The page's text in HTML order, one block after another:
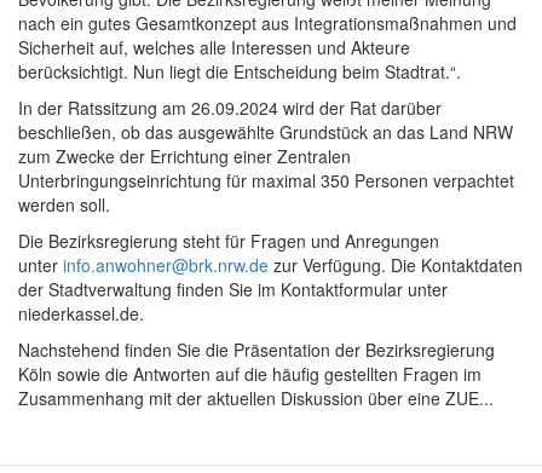
nach ein gutes Gesamtkonzept aus Integrationsmaßnahmen und
Sicherheit auf, welches alle Interessen und Akteure
berücksichtigt. Nun liegt die Entscheidung beim Stadtrat.“.
In der Ratssitzung am 26.09.2024 wird der Rat darüber
beschließen, ob das ausgewählte Grundstück an das Land NRW
zum Zwecke der Errichtung einer Zentralen
Unterbringungseinrichtung für maximal 350 Personen verpachtet
werden soll.
Die Bezirksregierung steht für Fragen und Anregungen
unter info.anwohner@brk.nrw.de zur Verfügung. Die Kontaktdaten
der Stadtverwaltung finden Sie im Kontaktformular unter
niederkassel.de.
Nachstehend finden Sie die Präsentation der Bezirksregierung
Köln sowie die Antworten auf die häufig gestellten Fragen im
Zusammenhang mit der aktuellen Diskussion über eine ZUE...